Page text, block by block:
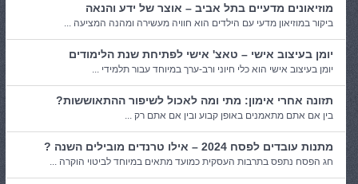
מוזיאונים מדעיים בתל אביב – אוצר של ידע והנאה
ביקור במוזיאון מדעי עם הילדים הוא חוויה מעשירה ומהנה המציעה ...
יומן בעיצוב אישי – טאצ' אישי לפתיחת שנת הלימודים
יומן בעיצוב אישי הוא כלי חיוני ורב-ערך במיוחד עבור תלמידי ...
תזונה אחרי אימון: מתי ומה לאכול לשיפור ההתאוששות?
בין אם אתם מתאמנים באופן קבוע ובין אם אתם רק ...
מתנות עובדים לפסח 2024 – אילו טרנדים מובילים השנה ?
חג הפסח נתפס בתרבות העסקית כמועד מתאים במיוחד לביטוי הוקרה ...